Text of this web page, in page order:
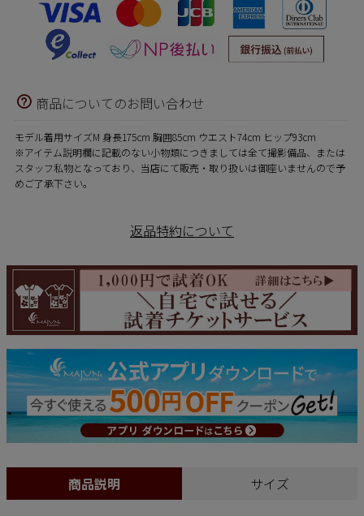
商品についてのお問い合わせ
モデル着用サイズM 身長175cm 胸囲85cm ウエスト74cm ヒップ93cm
※アイテム説明欄に記載のない小物類につきましては全て撮影備品、または
スタッフ私物となっており、当店にて販売・取り扱いは御座いませんので予
めご了承下さい。
返品特約について
商品説明 サイズ